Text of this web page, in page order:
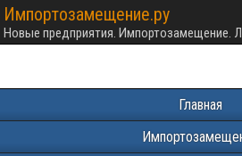
Импортозамещение.ру
Новые предприятия. Импортозамещение.
Главная